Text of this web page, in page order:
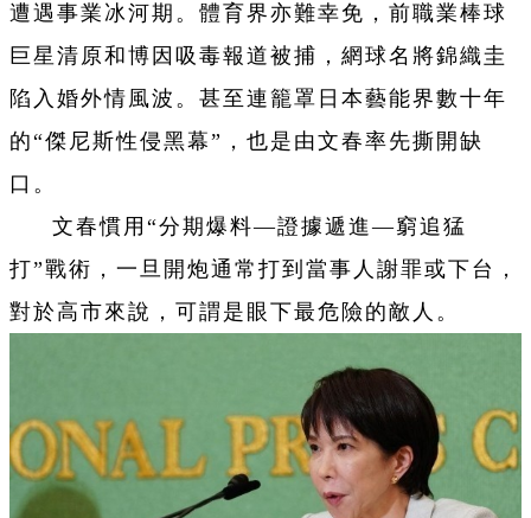
遭遇事業冰河期。體育界亦難幸免，前職業棒球
巨星清原和博因吸毒報道被捕，網球名將錦織圭
陷入婚外情風波。甚至連籠罩日本藝能界數十年
的“傑尼斯性侵黑幕”，也是由文春率先撕開缺
口。
文春慣用“分期爆料—證據遞進—窮追猛
打”戰術，一旦開炮通常打到當事人謝罪或下台，
對於高市來說，可謂是眼下最危險的敵人。